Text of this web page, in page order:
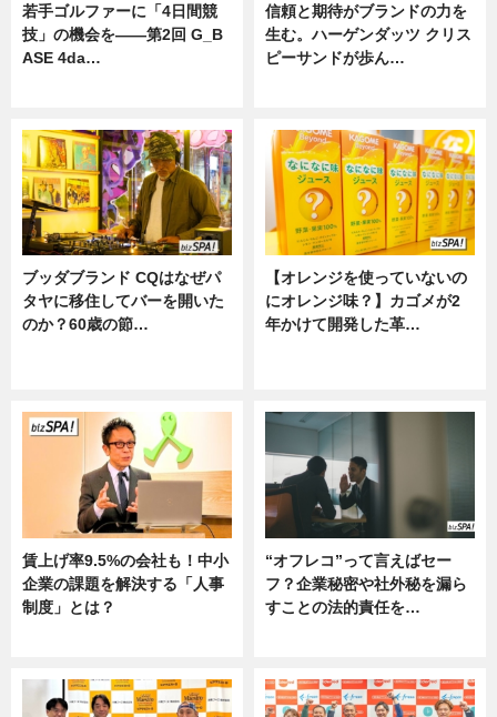
若手ゴルファーに「4日間競
技」の機会を——第2回 G_B
ASE 4da…
信頼と期待がブランドの力を
生む。ハーゲンダッツ クリス
ピーサンドが歩ん…
ブッダブランド CQはなぜパ
タヤに移住してバーを開いた
のか？60歳の節…
【オレンジを使っていないの
にオレンジ味？】カゴメが2
年かけて開発した革…
賃上げ率9.5%の会社も！中小
企業の課題を解決する「人事
制度」とは？
“オフレコ”って言えばセー
フ？企業秘密や社外秘を漏ら
すことの法的責任を…